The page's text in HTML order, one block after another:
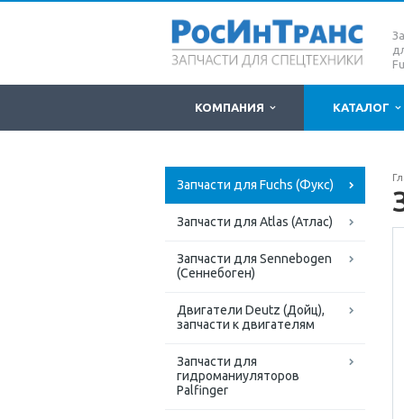
КОМПАНИЯ КАТАЛОГ
Запчасти для Fuchs (Фукс)
Запчасти для Atlas (Атлас)
Запчасти для Sennebogen
(Сеннебоген)
Двигатели Deutz (Дойц),
запчасти к двигателям
Запчасти для
гидроманиуляторов
Palfinger